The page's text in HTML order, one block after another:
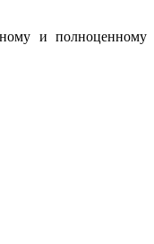
и полноценному